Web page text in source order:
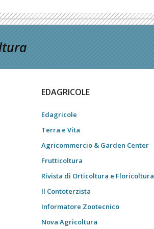
EDAGRICOLE
Edagricole
Terra e Vita
Agricommercio & Garden Center
Frutticoltura
Rivista di Orticoltura e Floricoltura
Il Contoterzista
Informatore Zootecnico
Nova Agricoltura